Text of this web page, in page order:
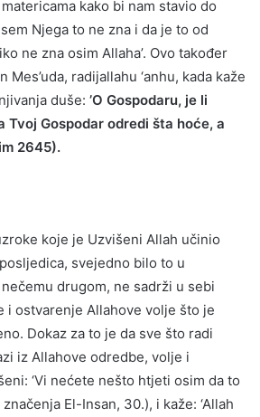
kako bi nam stavio do
Njega to ne zna i da je to od
ne zna osim Allaha’. Ovo također
radijallahu ‘anhu, kada kaže
duše: ’O Gospodaru, je li
Tvoj Gospodar odredi šta hoće, a
2645).
koje je Uzvišeni Allah učinio
svejedno bilo to u
drugom, ne sadrži u sebi
i ostvarenje Allahove volje što je
Dokaz za to je da sve što radi
iz Allahove odredbe, volje i
‘Vi nećete nešto htjeti osim da to
El-Insan, 30.), i kaže: ‘Allah